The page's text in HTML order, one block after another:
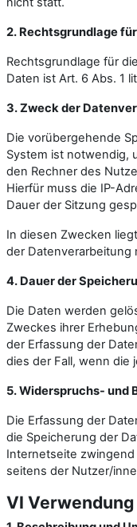
2. Rechtsgrundlage
Rechtsgrundlage für
Daten ist Art. 6 Abs. 1
3. Zweck der
Die vorübergehende
System ist notwendig,
den Rechner des
Hierfür muss die IP-
Dauer der Sitzung
In diesen Zwecken
der Datenverarbeitung
4. Dauer der
Die Daten werden
Zweckes ihrer
der Erfassung der
dies der Fall, wenn die
5. Widerspruchs- und
Die Erfassung der
die Speicherung der
Internetseite
seitens der Nutzer/
VI